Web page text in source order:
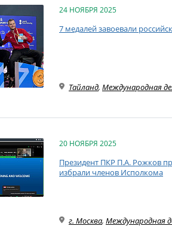
24 НОЯБРЯ 2025
7 медалей завоевали
Тайланд, Международная
20 НОЯБРЯ 2025
Президент ПКР П.А. Рожков
избрали членов Исполкома
г. Москва, Международная